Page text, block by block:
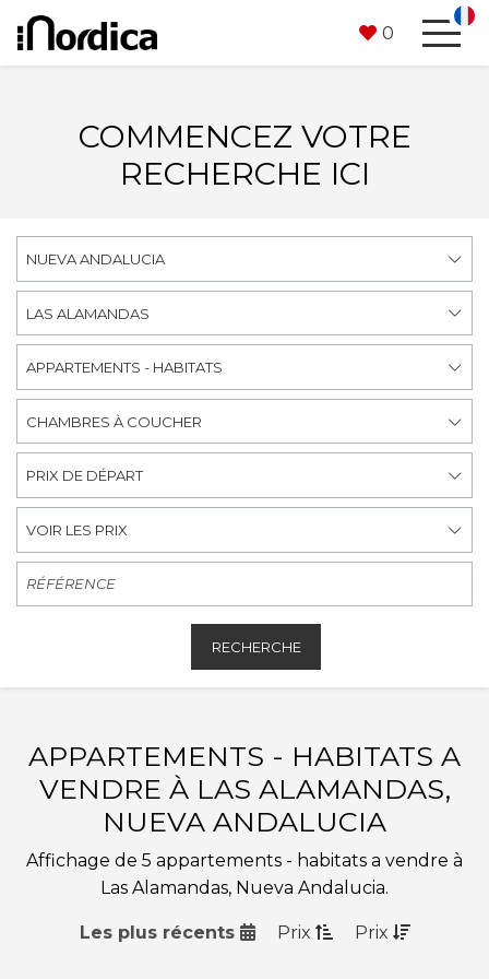
0
COMMENCEZ VOTRE
RECHERCHE ICI
NUEVA ANDALUCIA
LAS ALAMANDAS
APPARTEMENTS - HABITATS
CHAMBRES À COUCHER
PRIX DE DÉPART
VOIR LES PRIX
RECHERCHE
APPARTEMENTS - HABITATS A
VENDRE À LAS ALAMANDAS,
NUEVA ANDALUCIA
Affichage de 5 appartements - habitats a vendre à
Las Alamandas, Nueva Andalucia.
Les plus récents Prix Prix